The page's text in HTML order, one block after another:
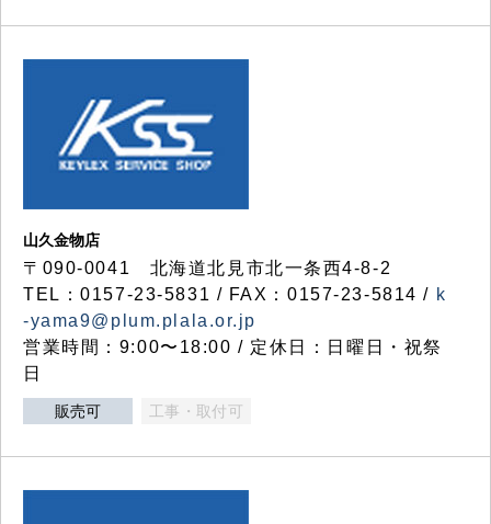
山久金物店
〒090-0041 北海道北見市北一条西4-8-2
TEL：0157-23-5831 / FAX：0157-23-5814 / k
-yama9@plum.plala.or.jp
営業時間：9:00〜18:00 / 定休日：日曜日・祝祭
日
販売可 工事・取付可